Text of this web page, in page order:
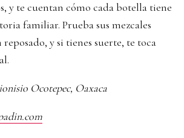
y te cuentan cómo cada botella tiene
familiar. Prueba sus mezcales
reposado, y si tienes suerte, te toca
Ocotepec, Oaxaca